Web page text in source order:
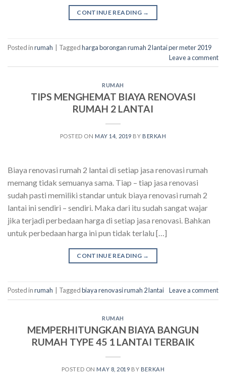
CONTINUE READING →
Posted inrumah | Taggedharga borongan rumah 2 lantai per meter 2019
Leave a comment
RUMAH
TIPS MENGHEMAT BIAYA RENOVASI
RUMAH 2 LANTAI
POSTED ON MAY 14, 2019 BY BERKAH
Biaya renovasi rumah 2 lantai di setiap jasa renovasi rumah
memang tidak semuanya sama. Tiap – tiap jasa renovasi
sudah pasti memiliki standar untuk biaya renovasi rumah 2
lantai ini sendiri – sendiri. Maka dari itu sudah sangat wajar
jika terjadi perbedaan harga di setiap jasa renovasi. Bahkan
untuk perbedaan harga ini pun tidak terlalu […]
CONTINUE READING →
Posted inrumah Taggedbiaya renovasi rumah 2 lantai Leave a comment
RUMAH
MEMPERHITUNGKAN BIAYA BANGUN
RUMAH TYPE 45 1 LANTAI TERBAIK
POSTED ON MAY 8, 2019 BY BERKAH